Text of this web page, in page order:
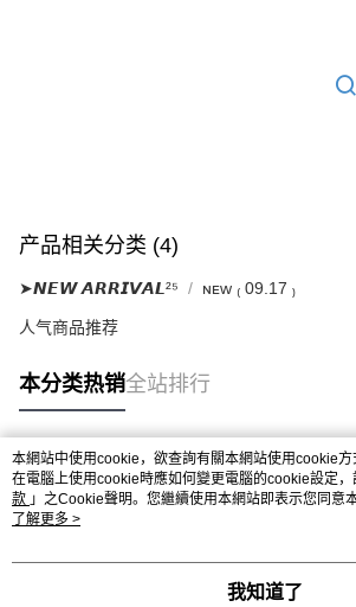
产品相关分类 (4)
➤𝙉𝙀𝙒 𝘼𝙍𝙍𝙄𝙑𝘼𝙇²⁵ ɴᴇᴡ ₍ 09.17 ₎
人气商品推荐
本分类热销全站排行
热门标签
本網站中使用cookie，欲查詢有關本網站使用cookie
在電腦上使用cookie時應如何變更電腦的cookie設定，
款 」之Cookie聲明。您繼續使用本網站即表示您同意
之Cookie聲明使用cookie。
了解更多 >
我知道了